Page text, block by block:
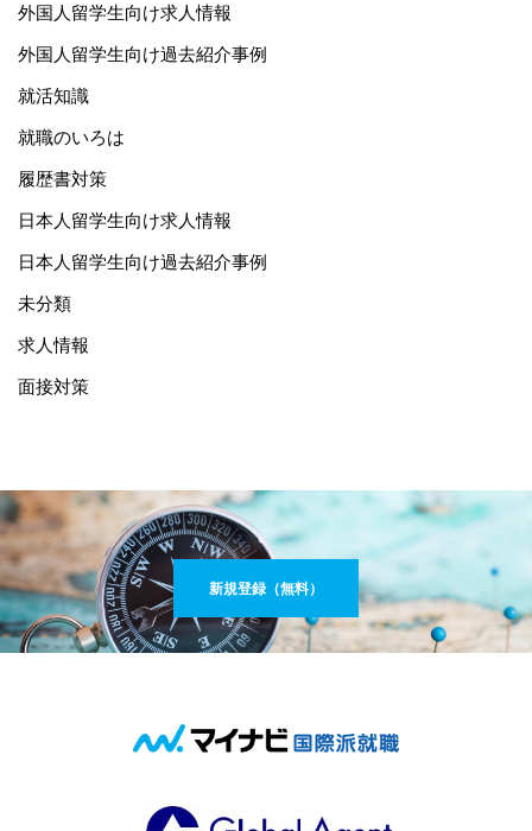
外国人留学生向け求人情報
外国人留学生向け過去紹介事例
就活知識
就職のいろは
履歴書対策
日本人留学生向け求人情報
日本人留学生向け過去紹介事例
未分類
求人情報
面接対策
新規登録（無料）